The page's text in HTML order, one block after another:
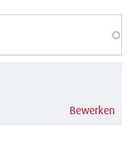
Bewerken